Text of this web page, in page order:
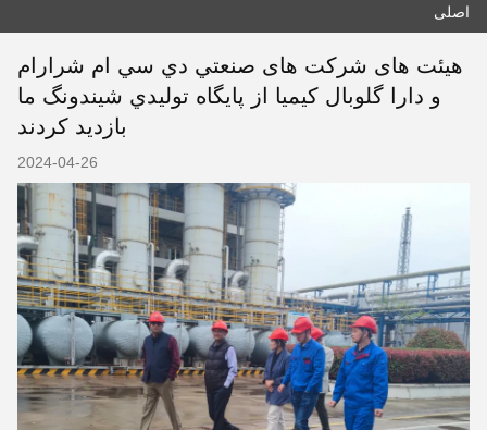
اصلی
هیئت های شرکت های صنعتي دي سي ام شرارام
و دارا گلوبال کیمیا از پایگاه توليدي شيندونگ ما
بازدید کردند
2024-04-26